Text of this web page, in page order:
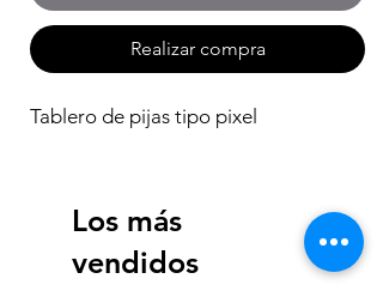
Realizar compra
Tablero de pijas tipo pixel
Los más
vendidos